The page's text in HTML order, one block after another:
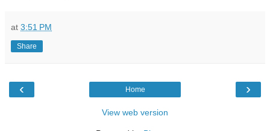
at 3:51 PM
Share
‹ ›
Home
View web version